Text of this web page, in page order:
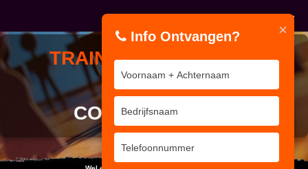
TRAININGSOEPEL EN
EFFECTIEF
COMMUNICEREN
×
Info Ontvangen?